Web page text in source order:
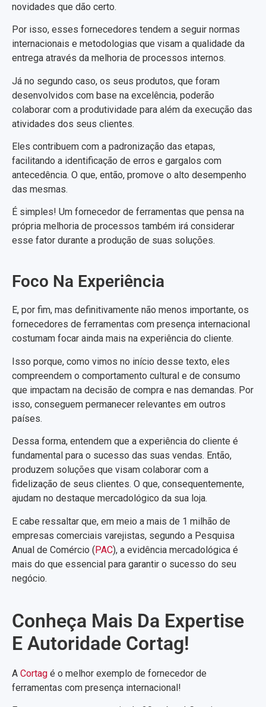
novidades que dão certo.
Por isso, esses fornecedores tendem a seguir normas
internacionais e metodologias que visam a qualidade da
entrega através da melhoria de processos internos.
Já no segundo caso, os seus produtos, que foram
desenvolvidos com base na excelência, poderão
colaborar com a produtividade para além da execução das
atividades dos seus clientes.
Eles contribuem com a padronização das etapas,
facilitando a identificação de erros e gargalos com
antecedência. O que, então, promove o alto desempenho
das mesmas.
É simples! Um fornecedor de ferramentas que pensa na
própria melhoria de processos também irá considerar
esse fator durante a produção de suas soluções.
Foco Na Experiência
E, por fim, mas definitivamente não menos importante, os
fornecedores de ferramentas com presença internacional
costumam focar ainda mais na experiência do cliente.
Isso porque, como vimos no início desse texto, eles
compreendem o comportamento cultural e de consumo
que impactam na decisão de compra e nas demandas. Por
isso, conseguem permanecer relevantes em outros
países.
Dessa forma, entendem que a experiência do cliente é
fundamental para o sucesso das suas vendas. Então,
produzem soluções que visam colaborar com a
fidelização de seus clientes. O que, consequentemente,
ajudam no destaque mercadológico da sua loja.
E cabe ressaltar que, em meio a mais de 1 milhão de
empresas comerciais varejistas, segundo a Pesquisa
Anual de Comércio (PAC), a evidência mercadológica é
mais do que essencial para garantir o sucesso do seu
negócio.
Conheça Mais Da Expertise
E Autoridade Cortag!
A Cortag é o melhor exemplo de fornecedor de
ferramentas com presença internacional!